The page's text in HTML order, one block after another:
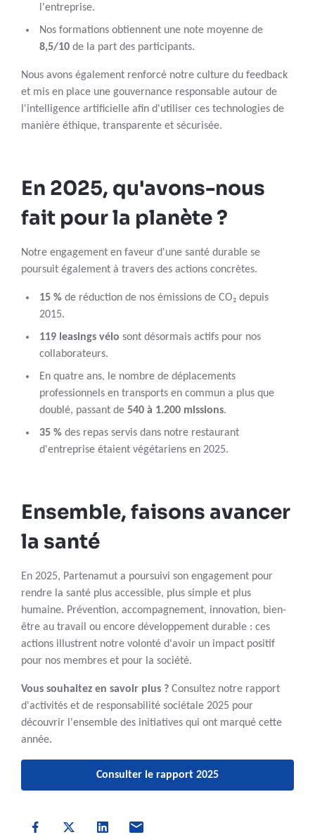
l'entreprise.
Nos formations obtiennent une note moyenne de
8,5/10 de la part des participants.
Nous avons également renforcé notre culture du feedback
et mis en place une gouvernance responsable autour de
l'intelligence artificielle afin d'utiliser ces technologies de
manière éthique, transparente et sécurisée.
En 2025, qu'avons-nous
fait pour la planète ?
Notre engagement en faveur d'une santé durable se
poursuit également à travers des actions concrètes.
15 % de réduction de nos émissions de CO₂ depuis
2015.
119 leasings vélo sont désormais actifs pour nos
collaborateurs.
En quatre ans, le nombre de déplacements
professionnels en transports en commun a plus que
doublé, passant de 540 à 1.200 missions.
35 % des repas servis dans notre restaurant
d'entreprise étaient végétariens en 2025.
Ensemble, faisons avancer
la santé
En 2025, Partenamut a poursuivi son engagement pour
rendre la santé plus accessible, plus simple et plus
humaine. Prévention, accompagnement, innovation, bien-
être au travail ou encore développement durable : ces
actions illustrent notre volonté d'avoir un impact positif
pour nos membres et pour la société.
Vous souhaitez en savoir plus ? Consultez notre rapport
d'activités et de responsabilité sociétale 2025 pour
découvrir l'ensemble des initiatives qui ont marqué cette
année.
Consulter le rapport 2025